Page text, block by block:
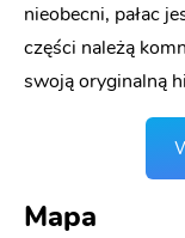
nieobecni, pałac
części należą
swoją oryginalną
Mapa